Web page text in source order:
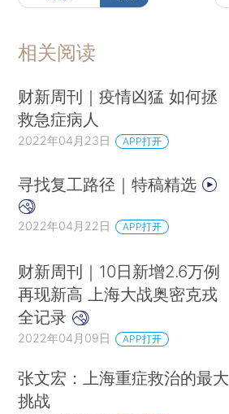
相关阅读
财新周刊｜疫情凶猛 如何拯
救急症病人
2022年04月23日 APP打开
寻找复工路径｜特稿精选
2022年04月22日 APP打开
财新周刊｜10日新增2.6万例
再现新高 上海大战奥密克戎
全记录
2022年04月09日 APP打开
张文宏：上海重症救治的最大
挑战